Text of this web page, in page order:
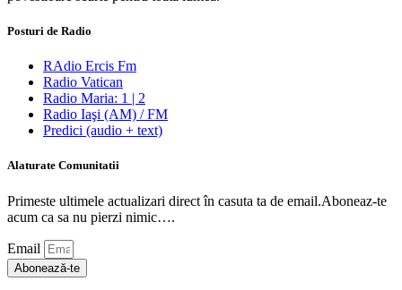
Posturi de Radio
RAdio Ercis Fm
Radio Vatican
Radio Maria: 1 | 2
Radio Iaşi (AM) / FM
Predici (audio + text)
Alaturate Comunitatii
Primeste ultimele actualizari direct în casuta ta de email.Aboneaz-te
acum ca sa nu pierzi nimic….
Email
Abonează-te